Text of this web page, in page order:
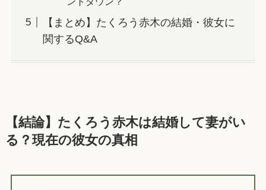
【まとめ】たくろう赤木の結婚・彼女に
関するQ&A
【結論】たくろう赤木は結婚して妻がい
る？現在の彼女の真相